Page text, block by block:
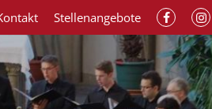
Stellenangebote